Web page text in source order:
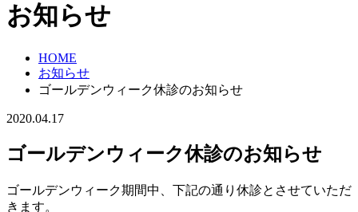
お知らせ
HOME
お知らせ
ゴールデンウィーク休診のお知らせ
2020.04.17
ゴールデンウィーク休診のお知らせ
ゴールデンウィーク期間中、下記の通り休診とさせていただ
きます。